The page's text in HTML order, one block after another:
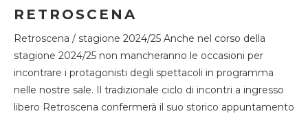
RETROSCENA
Retroscena / stagione 2024/25 Anche nel corso della
stagione 2024/25 non mancheranno le occasioni per
incontrare i protagonisti degli spettacoli in programma
nelle nostre sale. Il tradizionale ciclo di incontri a ingresso
libero Retroscena confermerà il suo storico appuntamento